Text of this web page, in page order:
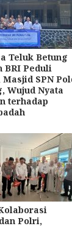
Teluk Betung
BRI Peduli
Masjid SPN
Wujud Nyata
terhadap
Polri,